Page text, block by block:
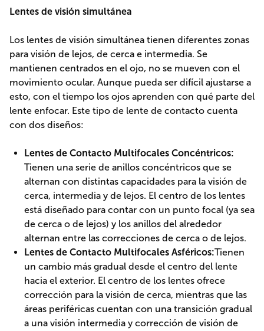
Lentes de visión simultánea
Los lentes de visión simultánea tienen diferentes zonas
para visión de lejos, de cerca e intermedia. Se
mantienen centrados en el ojo, no se mueven con el
movimiento ocular. Aunque pueda ser difícil ajustarse a
esto, con el tiempo los ojos aprenden con qué parte del
lente enfocar. Este tipo de lente de contacto cuenta
con dos diseños:
Lentes de Contacto Multifocales Concéntricos:
Tienen una serie de anillos concéntricos que se
alternan con distintas capacidades para la visión de
cerca, intermedia y de lejos. El centro de los lentes
está diseñado para contar con un punto focal (ya sea
de cerca o de lejos) y los anillos del alrededor
alternan entre las correcciones de cerca o de lejos.
Lentes de Contacto Multifocales Asféricos:Tienen
un cambio más gradual desde el centro del lente
hacia el exterior. El centro de los lentes ofrece
corrección para la visión de cerca, mientras que las
áreas periféricas cuentan con una transición gradual
a una visión intermedia y corrección de visión de